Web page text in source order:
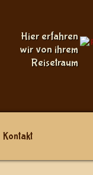
Hier erfahren
wir von ihrem
Reisetraum
Kontakt